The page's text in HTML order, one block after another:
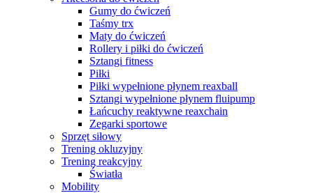
Gumy do ćwiczeń
Taśmy trx
Maty do ćwiczeń
Rollery i piłki do ćwiczeń
Sztangi fitness
Piłki
Piłki wypełnione płynem reaxball
Sztangi wypełnione płynem fluipump
Łańcuchy reaktywne reaxchain
Zegarki sportowe
Sprzęt siłowy
Trening okluzyjny
Trening reakcyjny
Światła
Mobility